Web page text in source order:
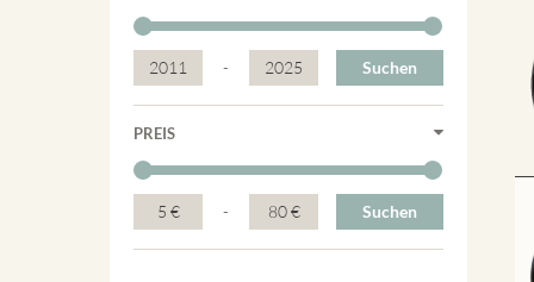
2011 - 2025 Suchen
PREIS
5 € - 80 € Suchen